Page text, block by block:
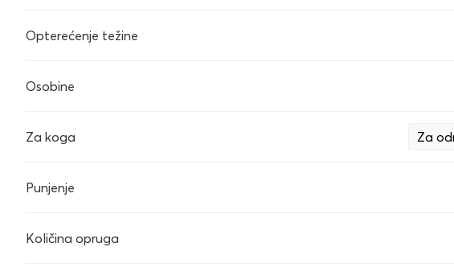
Opterećenje težine
Osobine
Za koga Za
Punjenje
Količina opruga